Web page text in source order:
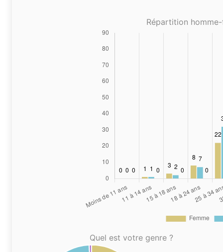
Répartition
Quel est votre genre ?